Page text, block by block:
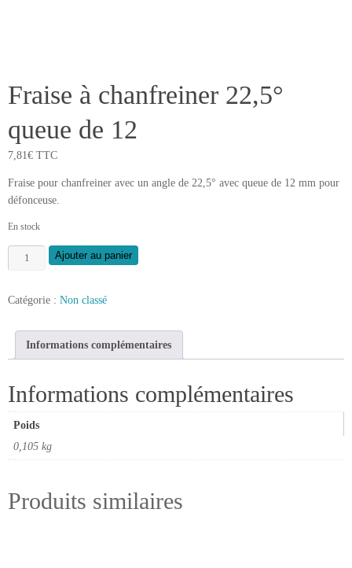
Fraise à chanfreiner 22,5°
queue de 12
7,81 € TTC
Fraise pour chanfreiner avec un angle de 22,5° avec queue de 12 mm pour
défonceuse.
En stock
quantité
de
à
22,5°
queue
12
Ajouter au panier
Catégorie : Non classé
Informations complémentaires
Informations complémentaires
Poids
0,105 kg
Produits similaires